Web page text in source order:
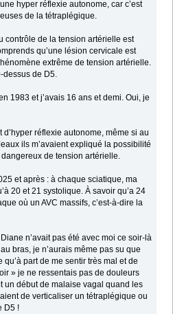
hyper réflexie autonome, car c’est
de la tétraplégique.
contrôle de la tension artérielle est
qu’une lésion cervicale est
extrême de tension artérielle.
dessus de D5.
1983 et j’avais 16 ans et demi. Oui, je
d’hyper réflexie autonome, même si au
ils m’avaient expliqué la possibilité
de tension artérielle.
et après : à chaque sciatique, ma
20 et 21 systolique. À savoir qu’a 24
où un AVC massifs, c’est-à-dire la
n’avait pas été avec moi ce soir-là
bras, je n’aurais même pas su que
qu’à part de me sentir très mal et de
» je ne ressentais pas de douleurs
un début de malaise vagal quand les
de verticaliser un tétraplégique ou
D5 !